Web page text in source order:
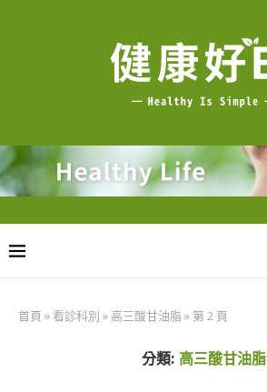
首頁 »看診科別 » 高三酸甘油脂 » 第 2 頁
分類: 高三酸甘油脂